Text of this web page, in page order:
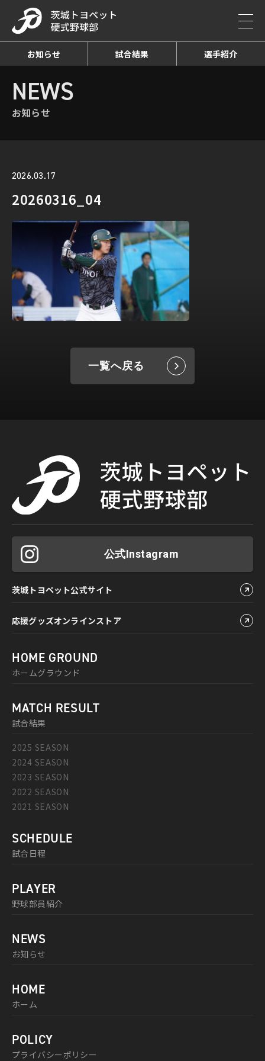
お知らせ 試合結果 選手紹介
HOME お知らせ詳細
NEWS
お知らせ
2026.03.17
20260316_04
一覧へ戻る
公式Instagram
茨城トヨペット公式サイト
応援グッズオンラインストア
HOME GROUND
ホームグラウンド
MATCH RESULT
試合結果
2025 SEASON
2024 SEASON
2023 SEASON
2022 SEASON
2021 SEASON
SCHEDULE
試合日程
PLAYER
野球部員紹介
NEWS
お知らせ
HOME
ホーム
POLICY
プライバシーポリシー